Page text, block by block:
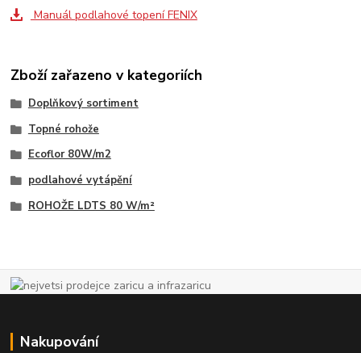
Manuál podlahové topení FENIX
Zboží zařazeno v kategoriích
Doplňkový sortiment
Topné rohože
Ecoflor 80W/m2
podlahové vytápění
ROHOŽE LDTS 80 W/m²
Nakupování